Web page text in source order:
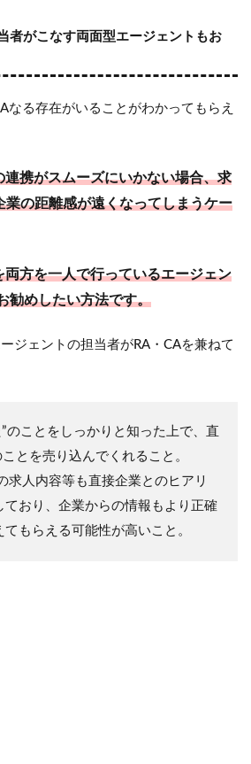
者がこなす両面型エージェントもお
なる存在がいることがわかってもらえ
連携がスムーズにいかない場合、求
業の距離感が遠くなってしまうケー
両方を一人で行っているエージェン
勧めしたい方法です。
ジェントの担当者がRA・CAを兼ねて
”のことをしっかりと知った上で、直
とを売り込んでくれること。
求人内容等も直接企業とのヒアリ
ており、企業からの情報もより正確
もらえる可能性が高いこと。